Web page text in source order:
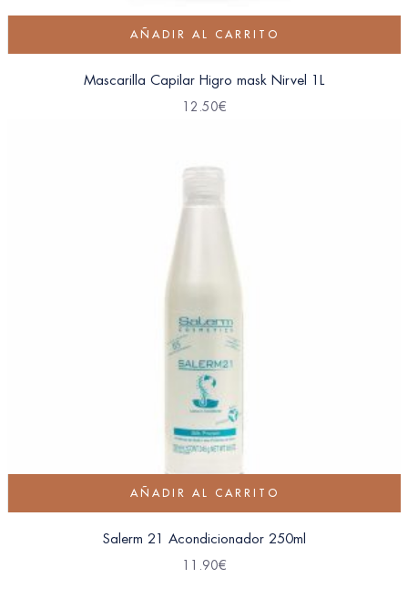
AÑADIR AL CARRITO
Mascarilla Capilar Higro mask Nirvel 1L
12.50€
AÑADIR AL CARRITO
Salerm 21 Acondicionador 250ml
11.90€